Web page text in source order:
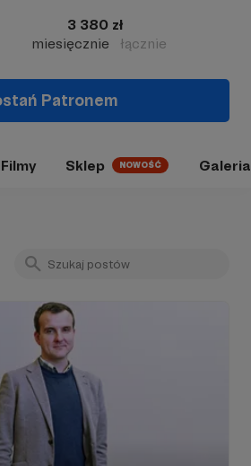
3 380 zł
miesięcznie
łącznie
Patronem
Filmy Sklep NOWOŚĆ Galeria